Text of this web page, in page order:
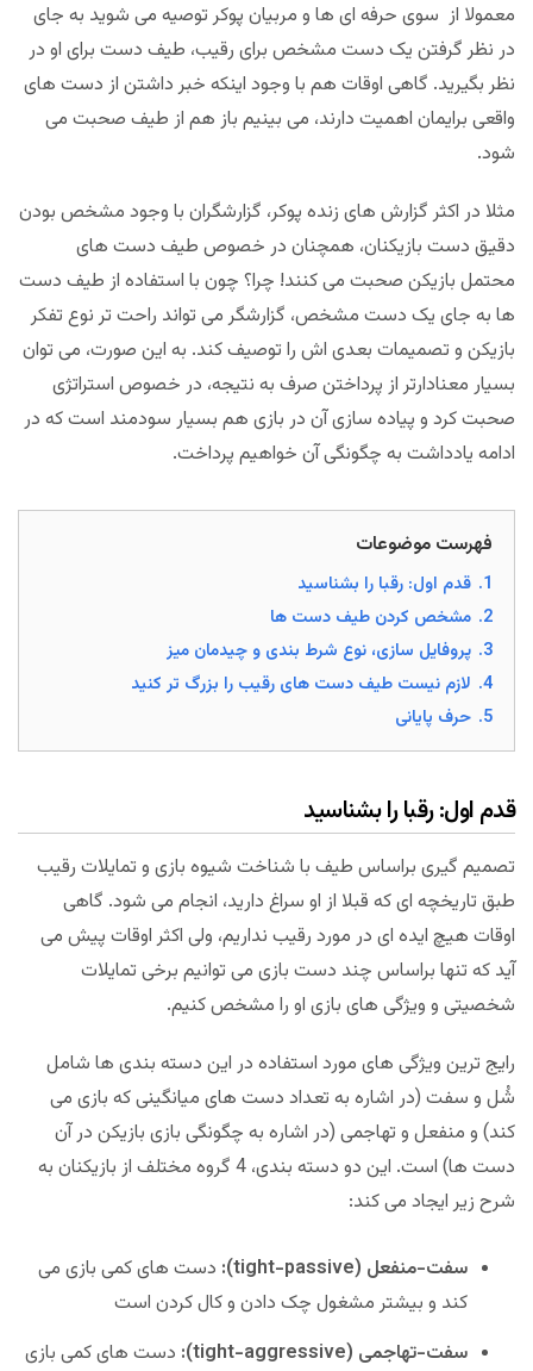
معمولا از سوی حرفه ای ها و مربیان پوکر توصیه می شوید به جای
در نظر گرفتن یک دست مشخص برای رقیب، طیف دست برای او در
نظر بگیرید. گاهی اوقات هم با وجود اینکه خبر داشتن از دست های
واقعی برایمان اهمیت دارند، می بینیم باز هم از طیف صحبت می
شود.
مثلا در اکثر گزارش های زنده پوکر، گزارشگران با وجود مشخص بودن
دقیق دست بازیکنان، همچنان در خصوص طیف دست های
محتمل بازیکن صحبت می کنند! چرا؟ چون با استفاده از طیف دست
ها به جای یک دست مشخص، گزارشگر می تواند راحت تر نوع تفکر
بازیکن و تصمیمات بعدی اش را توصیف کند. به این صورت، می توان
بسیار معنادارتر از پرداختن صرف به نتیجه، در خصوص استراتژی
صحبت کرد و پیاده سازی آن در بازی هم بسیار سودمند است که در
ادامه یادداشت به چگونگی آن خواهیم پرداخت.
فهرست موضوعات
1. قدم اول: رقبا را بشناسید
2. مشخص کردن طیف دست ها
3. پروفایل سازی، نوع شرط بندی و چیدمان میز
4. لازم نیست طیف دست های رقیب را بزرگ تر کنید
5. حرف پایانی
قدم اول: رقبا را بشناسید
تصمیم گیری براساس طیف با شناخت شیوه بازی و تمایلات رقیب
طبق تاریخچه ای که قبلا از او سراغ دارید، انجام می شود. گاهی
اوقات هیچ ایده ای در مورد رقیب نداریم، ولی اکثر اوقات پیش می
آید که تنها براساس چند دست بازی می توانیم برخی تمایلات
شخصیتی و ویژگی های بازی او را مشخص کنیم.
رایج ترین ویژگی های مورد استفاده در این دسته بندی ها شامل
شُل و سفت (در اشاره به تعداد دست های میانگینی که بازی می
کند) و منفعل و تهاجمی (در اشاره به چگونگی بازی بازیکن در آن
دست ها) است. این دو دسته بندی، 4 گروه مختلف از بازیکنان به
شرح زیر ایجاد می کند:
سفت-منفعل (tight-passive):
دست های کمی بازی می
کند و بیشتر مشغول چک دادن و کال کردن است
سفت-تهاجمی (tight-aggressive):
دست های کمی بازی